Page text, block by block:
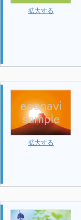
拡大する
拡大する